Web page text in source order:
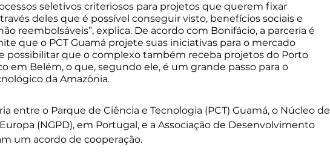
seletivos criteriosos para projetos que querem fixar
deles que é possível conseguir visto, benefícios sociais e
reembolsáveis”, explica. De acordo com Bonifácio, a parceria é
que o PCT Guamá projete suas iniciativas para o mercado
possibilitar que o complexo também receba projetos do Porto
em Belém, o que, segundo ele, é um grande passo para o
da Amazônia.
entre o Parque de Ciência e Tecnologia (PCT) Guamá, o Núcleo de
(NGPD), em Portugal, e a Associação de Desenvolvimento
um acordo de cooperação.